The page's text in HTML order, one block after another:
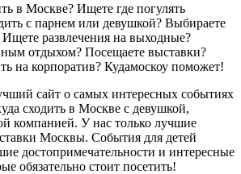
в Москве? Ищете где погулять
с парнем или девушкой? Выбираете
Ищете развлечения на выходные?
отдыхом? Посещаете выставки?
на корпоратив? Кудамоскоу поможет!
сайт о самых интересных событиях
сходить в Москве с девушкой,
компанией. У нас только лучшие
Москвы. События для детей
достопримечательности и интересные
обязательно стоит посетить!